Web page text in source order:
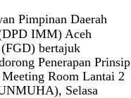
Pimpinan Daerah
IMM) Aceh
bertajuk
Penerapan Prinsip
Meeting Room Lantai 2
Selasa